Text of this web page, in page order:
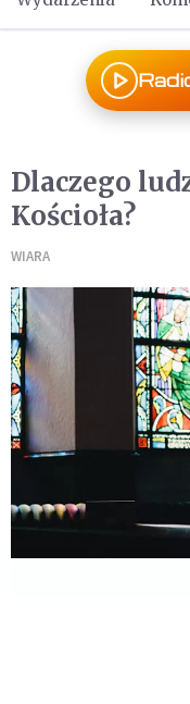
Dlaczego
Kościoła?
WIARA